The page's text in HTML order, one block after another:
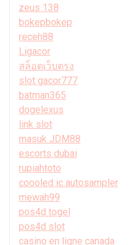
zeus 138
bokepbokep
receh88
Ligacor
สล็อตเว็บตรง
slot gacor777
batman365
dogelexus
link slot
masuk JDM88
escorts dubai
rupiahtoto
coooled ic autosampler
mewah99
pos4d togel
pos4d slot
casino en ligne canada